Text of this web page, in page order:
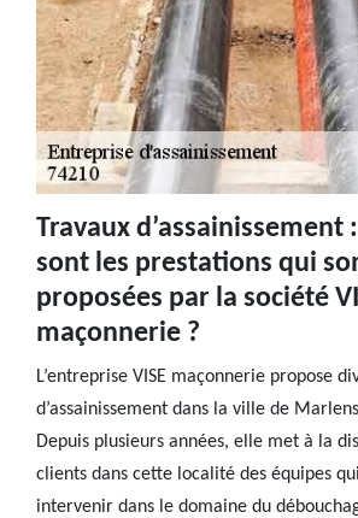
Travaux d’assainissement
sont les prestations qui
proposées par la société
maçonnerie ?
L’entreprise VISE maçonnerie propose
d’assainissement dans la ville de
Depuis plusieurs années, elle met à la
clients dans cette localité des équipes
intervenir dans le domaine du